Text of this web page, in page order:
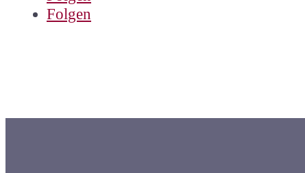
Folgen